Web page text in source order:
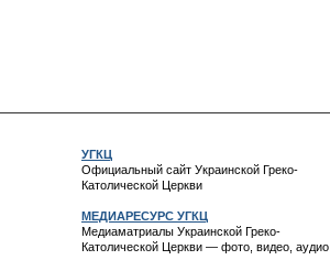
УГКЦ
Официальный сайт Украинской Греко-
Католической Церкви
МЕДИАРЕСУРС УГКЦ
Медиаматриалы Украинской Греко-
Католической Церкви — фото, видео, аудио